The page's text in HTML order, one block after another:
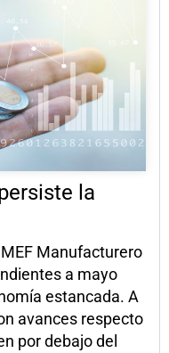
la
Manufacturero
a mayo
estancada. A
avances respecto
por debajo del